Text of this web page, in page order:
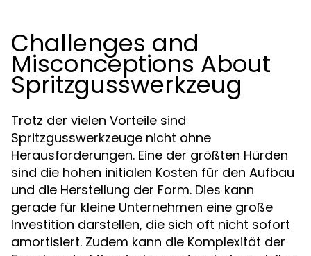
Challenges and
Misconceptions About
Spritzgusswerkzeug
Trotz der vielen Vorteile sind
Spritzgusswerkzeuge nicht ohne
Herausforderungen. Eine der größten Hürden
sind die hohen initialen Kosten für den Aufbau
und die Herstellung der Form. Dies kann
gerade für kleine Unternehmen eine große
Investition darstellen, die sich oft nicht sofort
amortisiert. Zudem kann die Komplexität der